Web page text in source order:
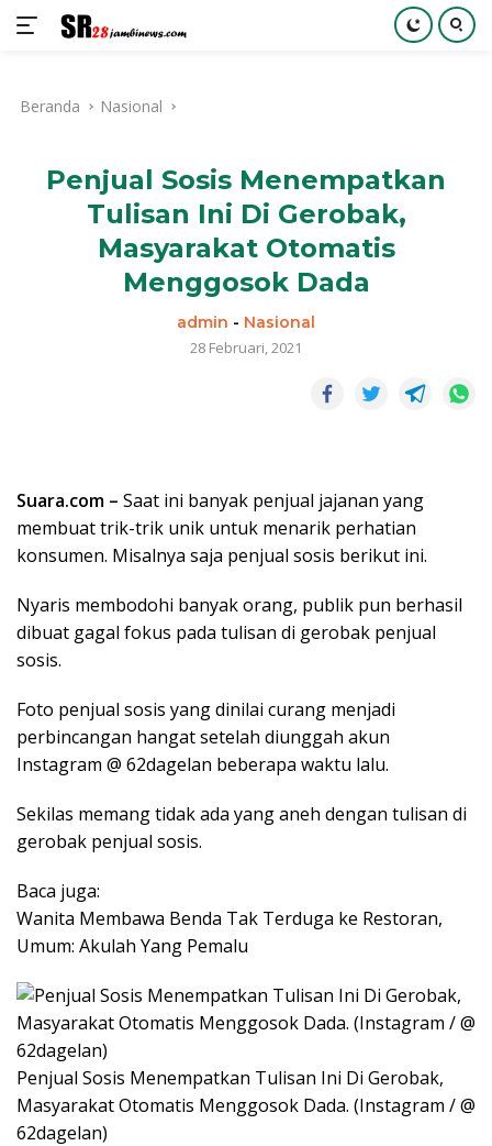
kontenBeranda Nasional
Penjual Sosis Menempatkan
Tulisan Ini Di Gerobak,
Masyarakat Otomatis
Menggosok Dada
admin - Nasional
28 Februari, 2021
Suara.com – Saat ini banyak penjual jajanan yang
membuat trik-trik unik untuk menarik perhatian
konsumen. Misalnya saja penjual sosis berikut ini.
Nyaris membodohi banyak orang, publik pun berhasil
dibuat gagal fokus pada tulisan di gerobak penjual
sosis.
Foto penjual sosis yang dinilai curang menjadi
perbincangan hangat setelah diunggah akun
Instagram @ 62dagelan beberapa waktu lalu.
Sekilas memang tidak ada yang aneh dengan tulisan di
gerobak penjual sosis.
Baca juga:
Wanita Membawa Benda Tak Terduga ke Restoran,
Umum: Akulah Yang Pemalu
Penjual Sosis Menempatkan Tulisan Ini Di Gerobak,
Masyarakat Otomatis Menggosok Dada. (Instagram / @
62dagelan)